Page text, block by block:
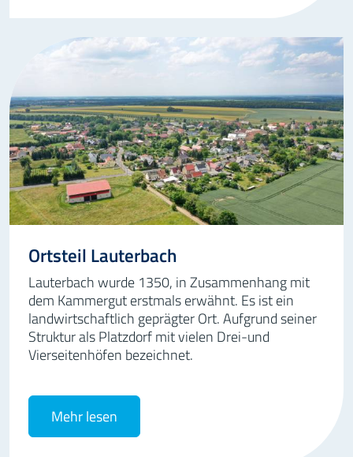
Ortsteil Lauterbach
Lauterbach wurde 1350, in Zusammenhang mit
dem Kammergut erstmals erwähnt. Es ist ein
landwirtschaftlich geprägter Ort. Aufgrund seiner
Struktur als Platzdorf mit vielen Drei-und
Vierseitenhöfen bezeichnet.
Mehr lesen